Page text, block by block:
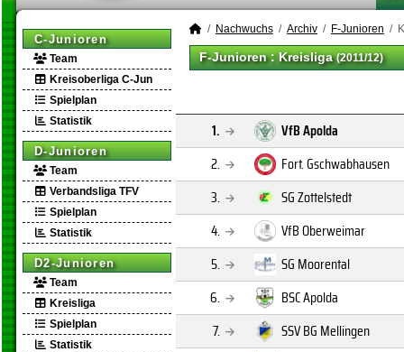
C-Junioren
Team
Kreisoberliga C-Jun
Spielplan
Statistik
D-Junioren
Team
Verbandsliga TFV
Spielplan
Statistik
D2-Junioren
Team
Kreisliga
Spielplan
Statistik
Nachwuchs Archiv F-Junioren
F-Junioren :Kreisliga (2011/12)
1.
VfB Apolda
2.
Fort. Gschwabhausen
3.
SG Zottelstedt
4.
VfB Oberweimar
5.
SG Moorental
6.
BSC Apolda
7.
SSV BG Mellingen